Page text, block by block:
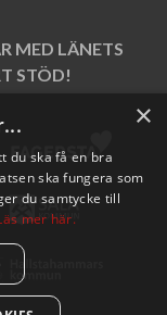
MED LÄNETS
STÖD!
×
du ska få en bra
ska fungera som
du samtycke till
mer här.